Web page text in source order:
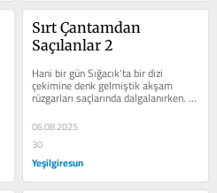
Sırt Çantamdan
Saçılanlar 2
Hani bir gün Sığacık'ta bir dizi
çekimine denk gelmiştik akşam
rüzgarları saçlarında dalgalanırken.
Sevdiğimiz oyuncuların bir sokak...
06.08.2025
30
Yeşilgiresun